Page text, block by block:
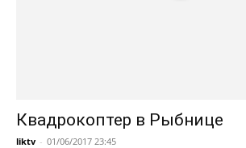
Квадрокоптер в Рыбнице
liktv - 01/06/2017 23:45